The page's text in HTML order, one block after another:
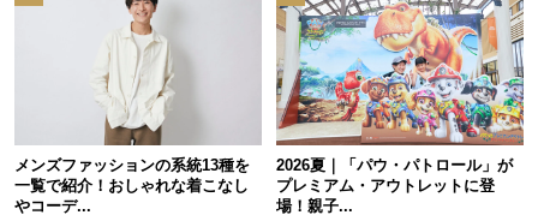
メンズファッションの系統13種を
一覧で紹介！おしゃれな着こなし
やコーデ...
2026夏｜「パウ・パトロール」が
プレミアム・アウトレットに登
場！親子...